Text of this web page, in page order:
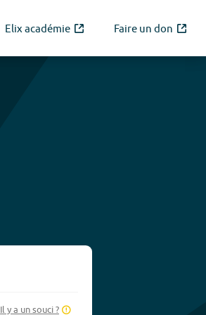
Elix académie Faire un don
Il y a un souci ?